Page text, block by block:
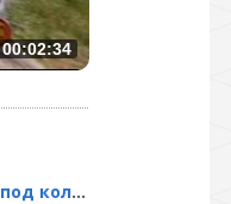
00:02:34
Песок и камень под коле...